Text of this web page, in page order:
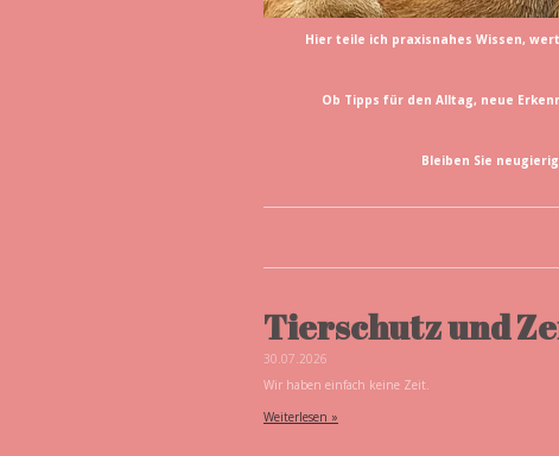
Hier teile ich praxisnahes Wissen,
Ob Tipps für den Alltag, neue
Bleiben Sie
Tierschutz und
30.07.2026
Wir haben einfach keine Zeit.
Weiterlesen »